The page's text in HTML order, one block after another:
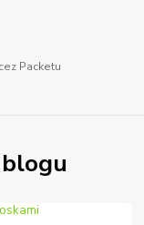
Packetu